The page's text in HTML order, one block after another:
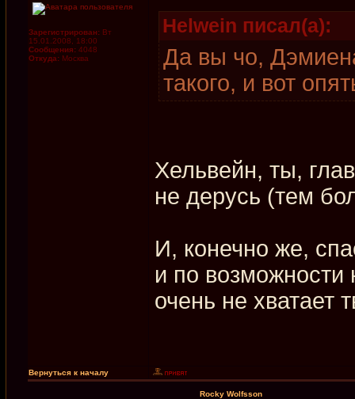
Зарегистрирован: Вт
15.01.2008, 18:00
Сообщения: 4048
Откуда: Москва
Helwein писал(а):
Да вы чо,
такого, и вот
Хельвейн, ты,
не дерусь (тем
И, конечно же,
и по
очень не хватает
Вернуться к началу
Rocky Wolfsson